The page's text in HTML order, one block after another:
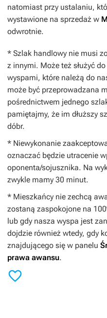
natomiast przy ustalaniu,
wystawione na sprzedaż w
odwrotnie.
* Szlak handlowy nie musi
z innymi. Może też służyć
wyspami, które należą do
może być przeprowadzana
pośrednictwem jednego
pamiętajmy, że im dłuższy
dóbr.
* Niewykonanie
oznaczać będzie utracenie
oponenta/sojusznika. Na
zwykle mamy 30 minut.
* Mieszkańcy nie zechcą
zostaną zaspokojone na
lub gdy nasza wyspa jest
dojdzie również wtedy, gdy
znajdującego się w panelu
prawa awansu.
